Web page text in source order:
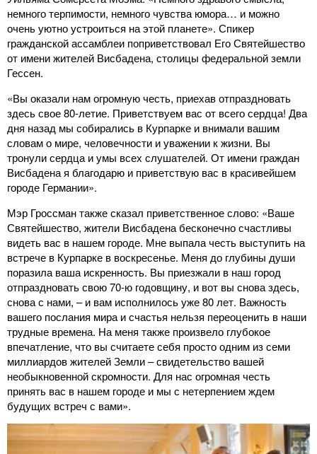
немного терпимости, немного чувства юмора… и можно
очень уютно устроиться на этой планете». Спикер
гражданской ассамблеи поприветствовал Его Святейшество
от имени жителей Висбадена, столицы федеральной земли
Гессен.
«Вы оказали нам огромную честь, приехав отпраздновать
здесь свое 80-летие. Приветствуем вас от всего сердца! Два
дня назад мы собирались в Курпарке и внимали вашим
словам о мире, человечности и уважении к жизни. Вы
тронули сердца и умы всех слушателей. От имени граждан
Висбадена я благодарю и приветствую вас в красивейшем
городе Германии».
Мэр Гроссман также сказал приветственное слово: «Ваше
Святейшество, жители Висбадена бесконечно счастливы
видеть вас в нашем городе. Мне выпала честь выступить на
встрече в Курпарке в воскресенье. Меня до глубины души
поразила ваша искренность. Вы приезжали в наш город
отпраздновать свою 70-ю годовщину, и вот вы снова здесь,
снова с нами, – и вам исполнилось уже 80 лет. Важность
вашего послания мира и счастья нельзя переоценить в наши
трудные времена. На меня также произвело глубокое
впечатление, что вы считаете себя просто одним из семи
миллиардов жителей Земли – свидетельство вашей
необыкновенной скромности. Для нас огромная честь
принять вас в нашем городе и мы с нетерпением ждем
будущих встреч с вами».